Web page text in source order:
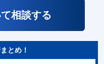
相談する
とめ！